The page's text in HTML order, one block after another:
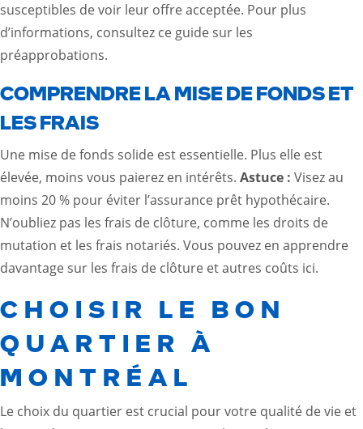
susceptibles de voir leur offre acceptée. Pour plus
d’informations, consultez ce guide sur les
préapprobations.
COMPRENDRE LA MISE DE FONDS ET
LES FRAIS
Une mise de fonds solide est essentielle. Plus elle est
élevée, moins vous paierez en intérêts. Astuce : Visez au
moins 20 % pour éviter l’assurance prêt hypothécaire.
N’oubliez pas les frais de clôture, comme les droits de
mutation et les frais notariés. Vous pouvez en apprendre
davantage sur les frais de clôture et autres coûts ici.
CHOISIR LE BON
QUARTIER À
MONTRÉAL
Le choix du quartier est crucial pour votre qualité de vie et